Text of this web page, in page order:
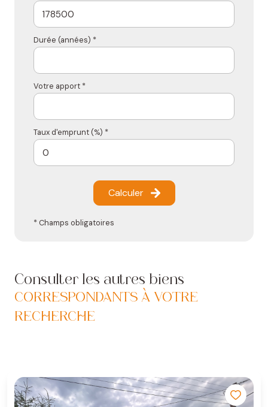
Durée (années) *
Votre apport *
Taux d'emprunt (%) *
Calculer
* Champs obligatoires
Consulter les autres biens
CORRESPONDANTS À VOTRE
RECHERCHE